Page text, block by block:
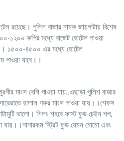
রয়েছে। পুলিশ বাজার নামক জায়গাটায় বিশেষ
১২০০ রুপির মধ্যে বাজেট হোটেল পাওয়া
১৫০০-৪৫০০ এর মধ্যে হোটেল
পাওয়া যাবে।।
মাংস বেশি পাওয়া যায়..এছাড়া পুলিশ বাজার
হালাল গরুর মাংস পাওয়া যায়।।শেফস
ভালো। শিলং শহরে ফাস্ট ফুড চেইন শপ,
যায়।।নানারকম স্ট্রিট ফুড যেমন মোমো এবং